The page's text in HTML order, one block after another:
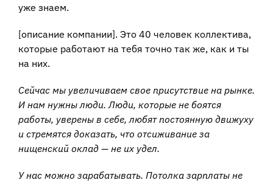
уже знаем.
[описание компании]. Это 40 человек коллектива,
которые работают на тебя точно так же, как и ты
на них.
Сейчас мы увеличиваем свое присутствие на рынке.
И нам нужны люди. Люди, которые не боятся
работы, уверены в себе, любят постоянную движуху
и стремятся доказать, что отсиживание за
нищенский оклад — не их удел.
У нас можно зарабатывать. Потолка зарплаты не